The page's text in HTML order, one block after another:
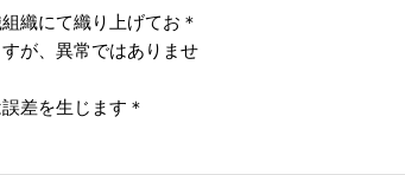
織にて織り上げてお
が、異常ではありませ
＊天然繊維を主原料とした織物の為、サイズには誤差を生じます。